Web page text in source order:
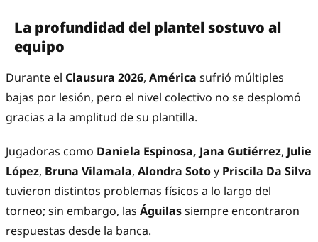
La profundidad del plantel sostuvo al
equipo
Durante el Clausura 2026, América sufrió múltiples
bajas por lesión, pero el nivel colectivo no se desplomó
gracias a la amplitud de su plantilla.
Jugadoras como Daniela Espinosa, Jana Gutiérrez, Julie
López, Bruna Vilamala, Alondra Sotoy Priscila Da Silva
tuvieron distintos problemas físicos a lo largo del
torneo; sin embargo, las Águilassiempre encontraron
respuestas desde la banca.